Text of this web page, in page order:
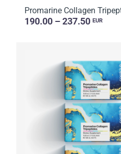
190.00 – 237.50 EUR